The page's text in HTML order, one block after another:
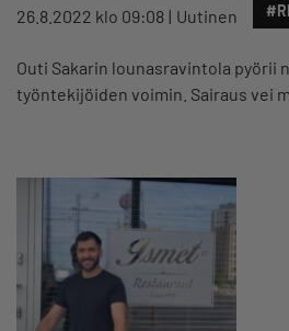
26.8.2022 klo 09:08 Uutinen
Outi Sakarin lounasravintola pyörii
työntekijöiden voimin. Sairaus vei